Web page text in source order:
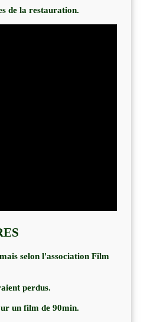
de la restauration.
selon l'association Film
perdus.
un film de 90min.